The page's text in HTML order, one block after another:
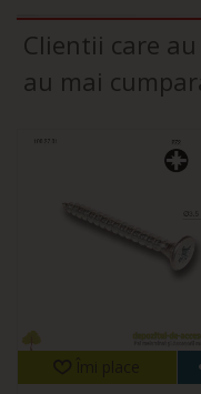
Clientii care
au mai